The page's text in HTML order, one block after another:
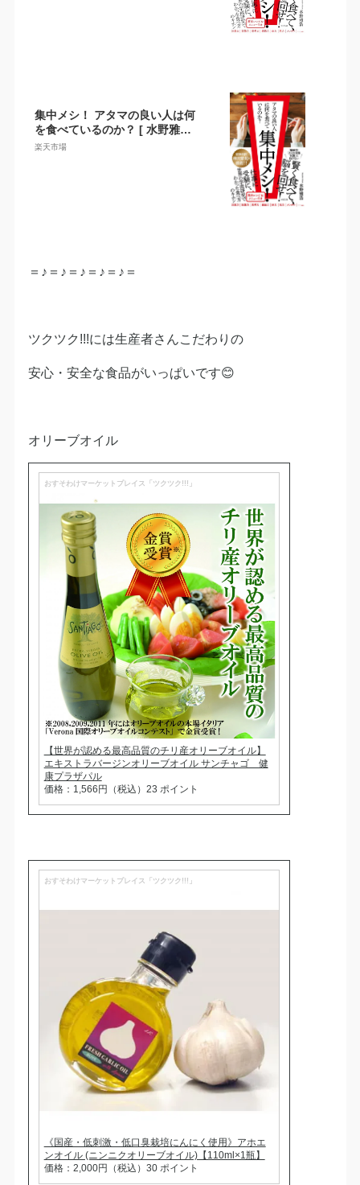
集中メシ！ アタマの良い人は何
を食べているのか？ [ 水野雅浩
]
楽天市場
＝♪＝♪＝♪＝♪＝♪＝
ツクツク!!!には生産者さんこだわりの
安心・安全な食品がいっぱいです😊
オリーブオイル
おすそわけマーケットプレイス「ツクツク!!!」
【世界が認める最高品質のチリ産オリーブオイル】
エキストラバージンオリーブオイル サンチャゴ 健
康プラザパル
価格：1,566円（税込）23 ポイント
おすそわけマーケットプレイス「ツクツク!!!」
《国産・低刺激・低口臭栽培にんにく使用》アホエ
ンオイル (ニンニクオリーブオイル)【110ml×1瓶】
価格：2,000円（税込）30 ポイント